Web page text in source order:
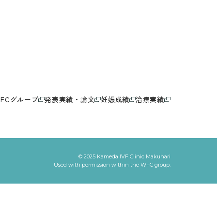
グループ 発表実績・論文 妊娠成績 治療実績
© 2025 Kameda IVF Clinic Makuhari
Used with permission within the WFC group.